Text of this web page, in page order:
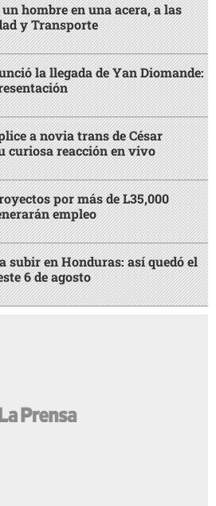
hombre en una acera, a las
y Transporte
la llegada de Yan Diomande:
a novia trans de César
curiosa reacción en vivo
por más de L35,000
empleo
subir en Honduras: así quedó el
6 de agosto